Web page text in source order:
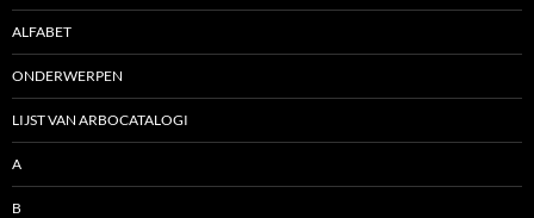
ALFABET
ONDERWERPEN
LIJST VAN ARBOCATALOGI
A
B